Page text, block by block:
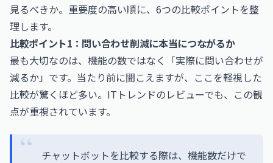
見るべきか。重要度の高い順に、6つの比較ポイントを整
理します。
比較ポイント1：問い合わせ削減に本当につながるか
最も大切なのは、機能の数ではなく「実際に問い合わせが
減るか」です。当たり前に聞こえますが、ここを軽視した
比較が驚くほど多い。ITトレンドのレビューでも、この観
点が重視されています。
チャットボットを比較する際は、機能数だけで